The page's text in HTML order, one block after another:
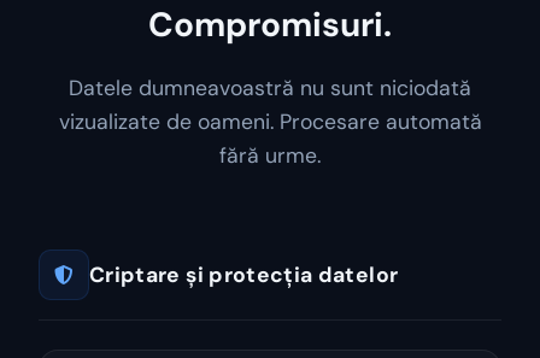
Compromisuri.
Datele dumneavoastră nu sunt niciodată
vizualizate de oameni. Procesare automată
fără urme.
Criptare și protecția datelor